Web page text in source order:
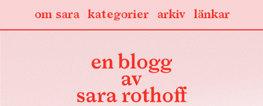
länkar
arkiv
kategorier
om sara